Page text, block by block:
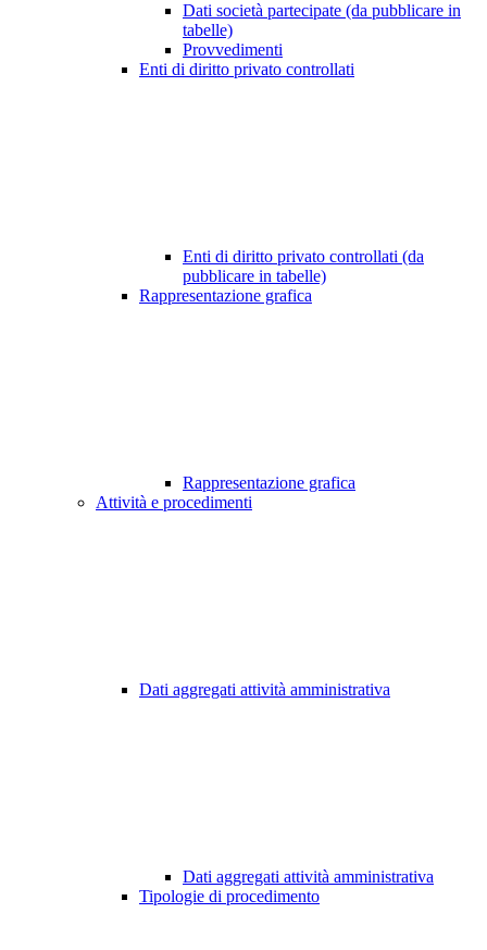
Dati società partecipate (da pubblicare in
tabelle)
Provvedimenti
Enti di diritto privato controllati
Enti di diritto privato controllati (da
pubblicare in tabelle)
Rappresentazione grafica
Rappresentazione grafica
Attività e procedimenti
Dati aggregati attività amministrativa
Dati aggregati attività amministrativa
Tipologie di procedimento